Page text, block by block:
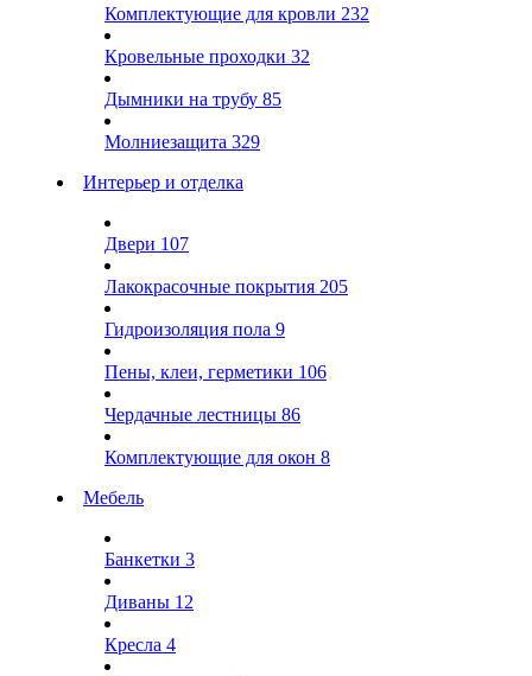
Комплектующие для кровли 232
Кровельные проходки 32
Дымники на трубу 85
Молниезащита 329
Интерьер и отделка
Двери 107
Лакокрасочные покрытия 205
Гидроизоляция пола 9
Пены, клеи, герметики 106
Чердачные лестницы 86
Комплектующие для окон 8
Мебель
Банкетки 3
Диваны 12
Кресла 4